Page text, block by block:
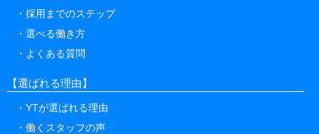
採用までのステップ
選べる働き方
よくある質問
【選ばれる理由】
YTが選ばれる理由
働くスタッフの声